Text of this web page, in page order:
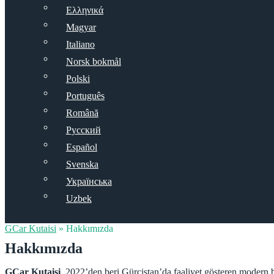
Ελληνικά
Magyar
Italiano
Norsk bokmål
Polski
Português
Română
Русский
Español
Svenska
Українська
Uzbek
GCar Kutaisi » Hakkımızda
Hakkımızda
GCar Kutaisi, 2022’den beri Gürcistan’da faaliyet gösteren